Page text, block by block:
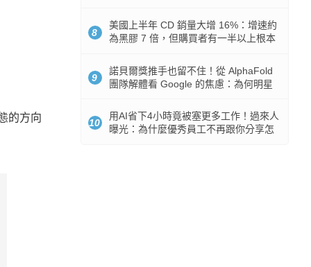
的方向
8
美國上半年 CD 銷量大增 16%：增速約
為黑膠 7 倍，但購買者有一半以上根本
9
諾貝爾獎推手也留不住！從 AlphaFold
團隊解體看 Google 的焦慮：為何明星
10
用AI省下4小時竟被塞更多工作！過來人
曝光：為什麼優秀員工不再跟你分享怎